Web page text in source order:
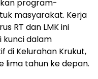
program-
masyarakat. Kerja
RT dan LMK ini
kunci dalam
di Kelurahan Krukut,
lima tahun ke depan.